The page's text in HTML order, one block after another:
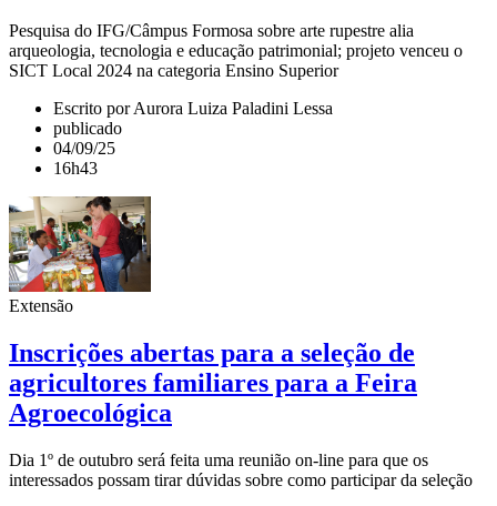
Pesquisa do IFG/Câmpus Formosa sobre arte rupestre alia
arqueologia, tecnologia e educação patrimonial; projeto venceu o
SICT Local 2024 na categoria Ensino Superior
Escrito por Aurora Luiza Paladini Lessa
publicado
04/09/25
16h43
Extensão
Inscrições abertas para a seleção de
agricultores familiares para a Feira
Agroecológica
Dia 1º de outubro será feita uma reunião on-line para que os
interessados possam tirar dúvidas sobre como participar da seleção